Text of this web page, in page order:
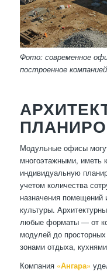
Фото: современное
построенное
Модульные офисы
многоэтажными, иметь
индивидуальную
учетом количества
назначения помещений
культуры.
любые форматы — от
модулей до
зонами отдыха,
Компания «Ангара»